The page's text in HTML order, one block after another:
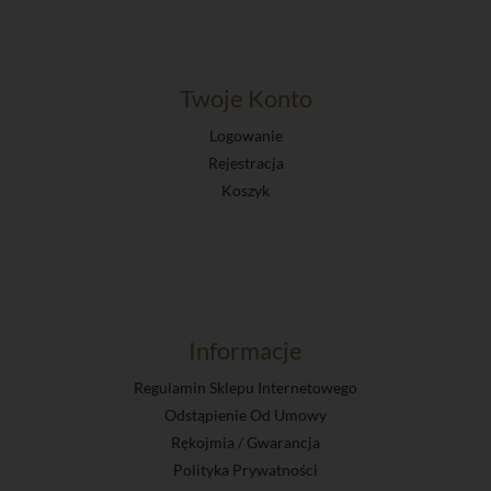
Twoje Konto
Logowanie
Rejestracja
Koszyk
Informacje
Regulamin Sklepu Internetowego
Odstąpienie Od Umowy
Rękojmia / Gwarancja
Polityka Prywatności